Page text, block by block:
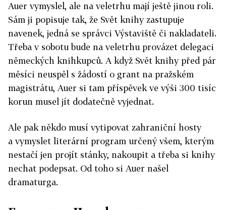
Auer vymyslel, ale na veletrhu mají ještě jinou roli.
Sám ji popisuje tak, že Svět knihy zastupuje
navenek, jedná se správci Výstaviště či nakladateli.
Třeba v sobotu bude na veletrhu provázet delegaci
německých knihkupců. A když Svět knihy před pár
měsíci neuspěl s žádostí o grant na pražském
magistrátu, Auer si tam příspěvek ve výši 300 tisíc
korun musel jít dodatečně vyjednat.
Ale pak někdo musí vytipovat zahraniční hosty
a vymyslet literární program určený všem, kterým
nestačí jen projít stánky, nakoupit a třeba si knihy
nechat podepsat. Od toho si Auer našel
dramaturga.